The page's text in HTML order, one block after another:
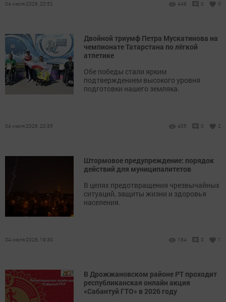
04 июля 2026, 20:52 449 0 0
Двойной триумф Петра Мускатинова на
чемпионате Татарстана по лёгкой
атлетике
Обе победы стали ярким
подтверждением высокого уровня
подготовки нашего земляка.
04 июля 2026, 20:35 405 0 2
Штормовое предупреждение: порядок
действий для муниципалитетов
В целях предотвращения чрезвычайных
ситуаций, защиты жизни и здоровья
населения.
04 июля 2026, 19:30 184 0 1
В Дрожжановском районе РТ проходит
республиканская онлайн акция
«Сабантуй ГТО» в 2026 году